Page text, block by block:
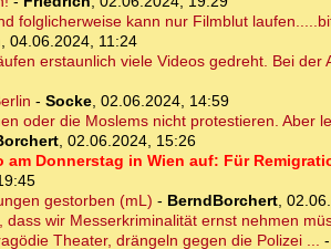
folglicherweise kann nur Filmblut
, 04.06.2024, 11:24
erstaunlich viele Videos gedreht. Bei
- Socke, 02.06.2024, 14:59
oder die Moslems nicht protestieren.
, 02.06.2024, 15:26
am Donnerstag in Wien auf: Für
gestorben (mL) - BerndBorchert,
wir Messerkriminalität ernst nehmen
Theater, drängeln gegen die Polizei ... -